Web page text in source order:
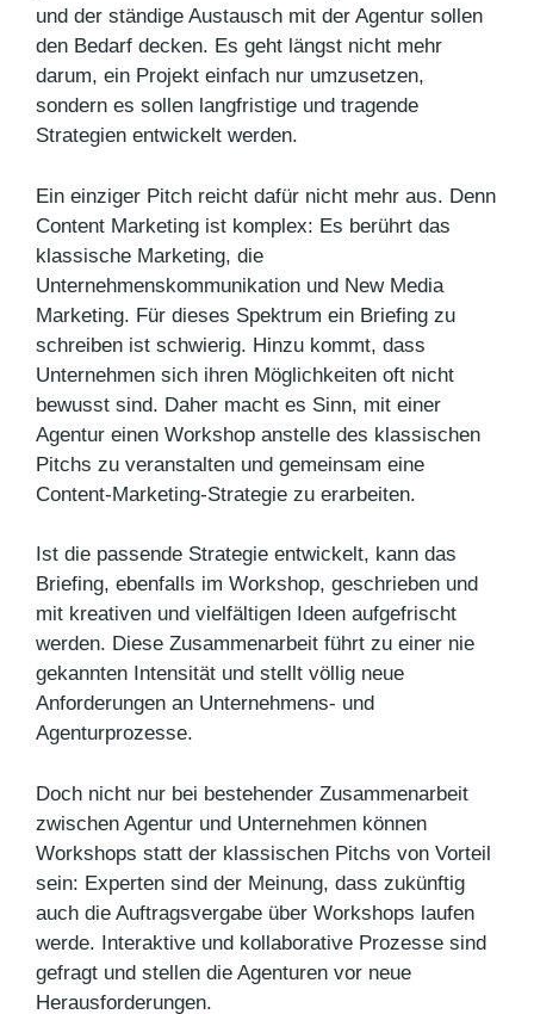
und der ständige Austausch mit der Agentur sollen
den Bedarf decken. Es geht längst nicht mehr
darum, ein Projekt einfach nur umzusetzen,
sondern es sollen langfristige und tragende
Strategien entwickelt werden.
Ein einziger Pitch reicht dafür nicht mehr aus. Denn
Content Marketing ist komplex: Es berührt das
klassische Marketing, die
Unternehmenskommunikation und New Media
Marketing. Für dieses Spektrum ein Briefing zu
schreiben ist schwierig. Hinzu kommt, dass
Unternehmen sich ihren Möglichkeiten oft nicht
bewusst sind. Daher macht es Sinn, mit einer
Agentur einen Workshop anstelle des klassischen
Pitchs zu veranstalten und gemeinsam eine
Content-Marketing-Strategie zu erarbeiten.
Ist die passende Strategie entwickelt, kann das
Briefing, ebenfalls im Workshop, geschrieben und
mit kreativen und vielfältigen Ideen aufgefrischt
werden. Diese Zusammenarbeit führt zu einer nie
gekannten Intensität und stellt völlig neue
Anforderungen an Unternehmens- und
Agenturprozesse.
Doch nicht nur bei bestehender Zusammenarbeit
zwischen Agentur und Unternehmen können
Workshops statt der klassischen Pitchs von Vorteil
sein: Experten sind der Meinung, dass zukünftig
auch die Auftragsvergabe über Workshops laufen
werde. Interaktive und kollaborative Prozesse sind
gefragt und stellen die Agenturen vor neue
Herausforderungen.